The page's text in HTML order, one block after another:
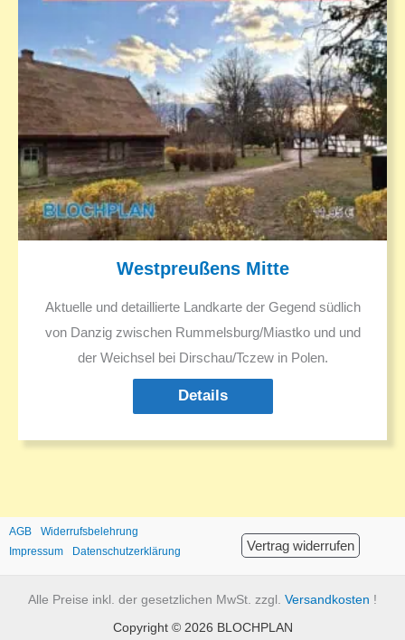
Westpreußens Mitte
Aktuelle und detaillierte Landkarte der Gegend südlich
von Danzig zwischen Rummelsburg/Miastko und und
der Weichsel bei Dirschau/Tczew in Polen.
Details
AGB
Widerrufsbelehrung
Impressum
Datenschutzerklärung Vertrag widerrufen
Alle Preise inkl. der gesetzlichen MwSt. zzgl. Versandkosten !
Copyright © 2026 BLOCHPLAN